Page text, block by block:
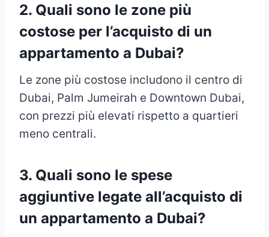
2. Quali sono le zone più
costose per l’acquisto di un
appartamento a Dubai?
Le zone più costose includono il centro di
Dubai, Palm Jumeirah e Downtown Dubai,
con prezzi più elevati rispetto a quartieri
meno centrali.
3. Quali sono le spese
aggiuntive legate all’acquisto di
un appartamento a Dubai?